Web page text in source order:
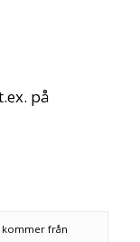
på
kommer från